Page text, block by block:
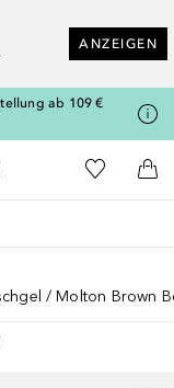
ANZEIGEN
ab 109 €
Zur Douglas Startseite
Zu Meiner
Molton Brown